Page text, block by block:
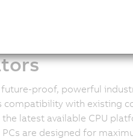
future-proof, powerful
compatibility with existing
the latest available CPU
are designed for